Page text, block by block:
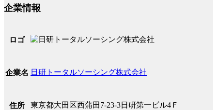
企業情報
ロゴ
企業名 日研トータルソーシング株式会社
住所 東京都大田区西蒲田7-23-3日研第一ビル4Ｆ